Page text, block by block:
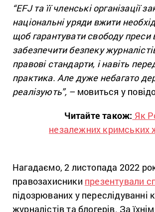
“EFJ та її членські організації
національні уряди вжити
щоб гарантувати свободу преси
забезпечити безпеку
правові стандарти, і навіть
практика. Але дуже небагато
реалізують”, – мовиться у
Читайте також: Як
незалежних кримських
Нагадаємо, 2 листопада 2022
правозахисники презентували
підозрюваних у переслідуванні
журналістів та блогерів. За